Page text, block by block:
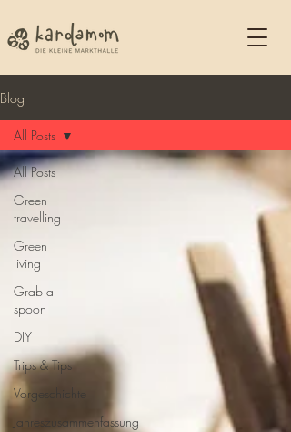
Blog
All Posts
Green
travelling
Green
living
Grab a
spoon
DIY
Trips & Tips
Vorgeschichte
Jahreszusammenfassung
All Posts